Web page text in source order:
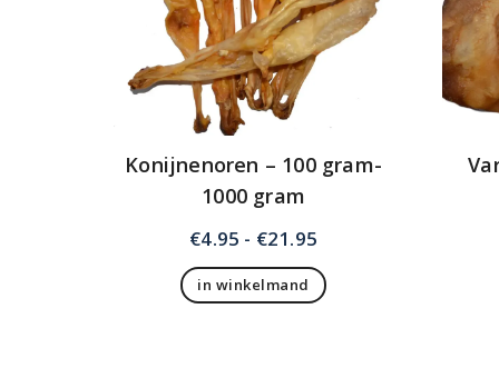
Konijnenoren – 100 gram-
1000 gram
€4.95 - €21.95
€4.95
tot
in winkelmand